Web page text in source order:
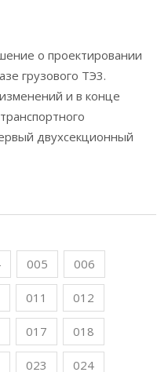
о проектировании
грузового ТЭ3.
и в конце
двухсекционный
005 006
011 012
017 018
023 024